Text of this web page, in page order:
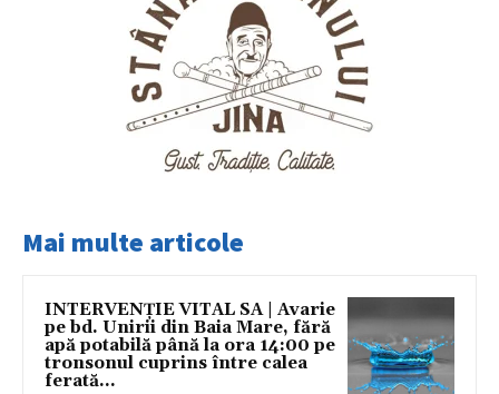
Mai multe articole
INTERVENȚIE VITAL SA | Avarie
pe bd. Unirii din Baia Mare, fără
apă potabilă până la ora 14:00 pe
tronsonul cuprins între calea
ferată...